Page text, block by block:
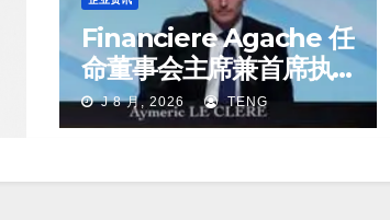
Financiere Agache 任
命董事会主席兼首席执
行官
J 8 月, 2026 TENG